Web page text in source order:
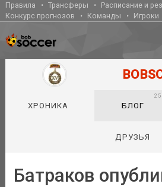
Правила Трансферы
Расписание и
Конкурс прогнозов
Команды Игроки
ХРОНИКА БЛОГ
ДРУЗЬЯ
Батраков